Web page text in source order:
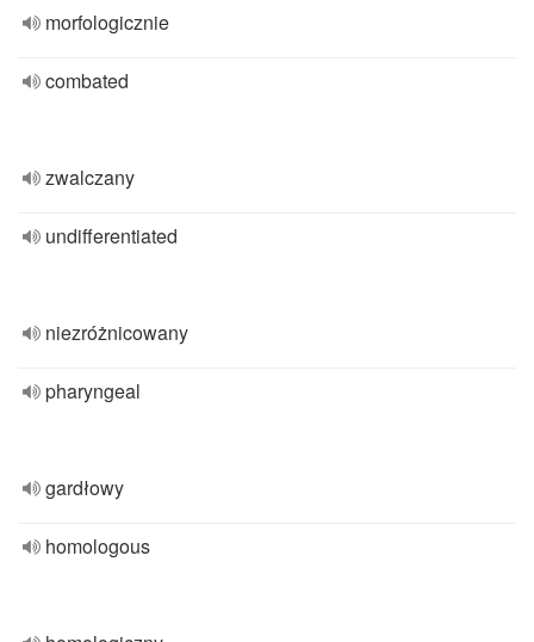
morfologicznie
combated
zwalczany
undifferentiated
niezróżnicowany
pharyngeal
gardłowy
homologous